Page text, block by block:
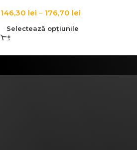
146,30 lei – 176,70 lei
Selectează opțiunile